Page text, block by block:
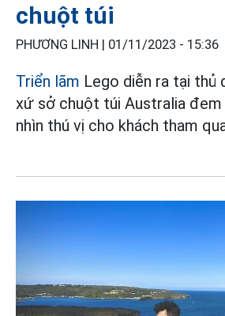
chuột túi
PHƯƠNG LINH | 01/11/2023 - 15:36
Triển lãm Lego diễn ra tại thủ
xứ sở chuột túi Australia
nhìn thú vị cho khách tham